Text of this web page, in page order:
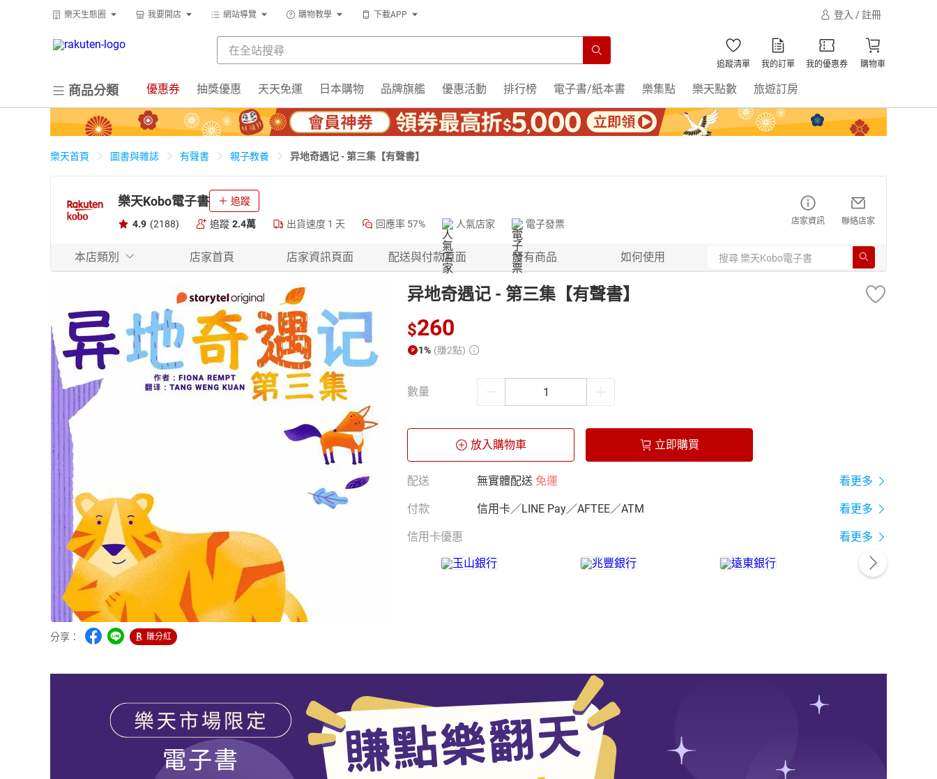
樂天生態圈 我要開店 網站導覽 購物教學 下載APP 登入 / 註冊
追蹤清單 我的訂單 我的優惠券 購物車
商品分類 優惠券 抽獎優惠 天天免運 日本購物 品牌旗艦 優惠活動 排行榜 電子書/紙本書 樂集點 樂天點數 旅遊訂房
樂天首頁 圖書與雜誌 有聲書 親子教養 异地奇遇记 - 第三集【有聲書】
樂天Kobo電子書 追蹤
4.9 (2188) 追蹤 2.4萬 出貨速度 1 天 回應率 57% 人氣店家 電子發票 店家資訊 聯絡店家
本店類別 店家首頁 店家資訊頁面 配送與付款頁面 所有商品 如何使用
分享： 賺分紅
异地奇遇记 - 第三集【有聲書】
$260
1% (賺2點)
數量
放入購物車 立即購買
配送 無實體配送 免運 看更多
付款 信用卡／LINE Pay／AFTEE／ATM 看更多
信用卡優惠 看更多